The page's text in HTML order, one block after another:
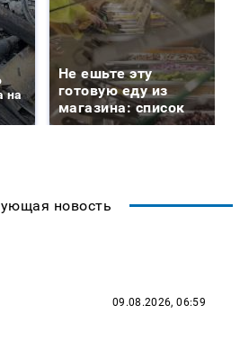
на
Не ешьте эту
готовую еду из
магазина: список
новость
09.08.2026, 06:59